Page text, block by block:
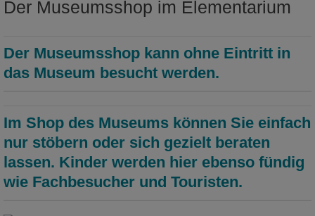
Landschaft? Testet den Erdbebensimulator!
Der Museumsshop im Elementarium
Der Museumsshop kann ohne Eintritt in
das Museum besucht werden.
Im Shop des Museums können Sie einfach
nur stöbern oder sich gezielt beraten
lassen. Kinder werden hier ebenso fündig
wie Fachbesucher und Touristen.